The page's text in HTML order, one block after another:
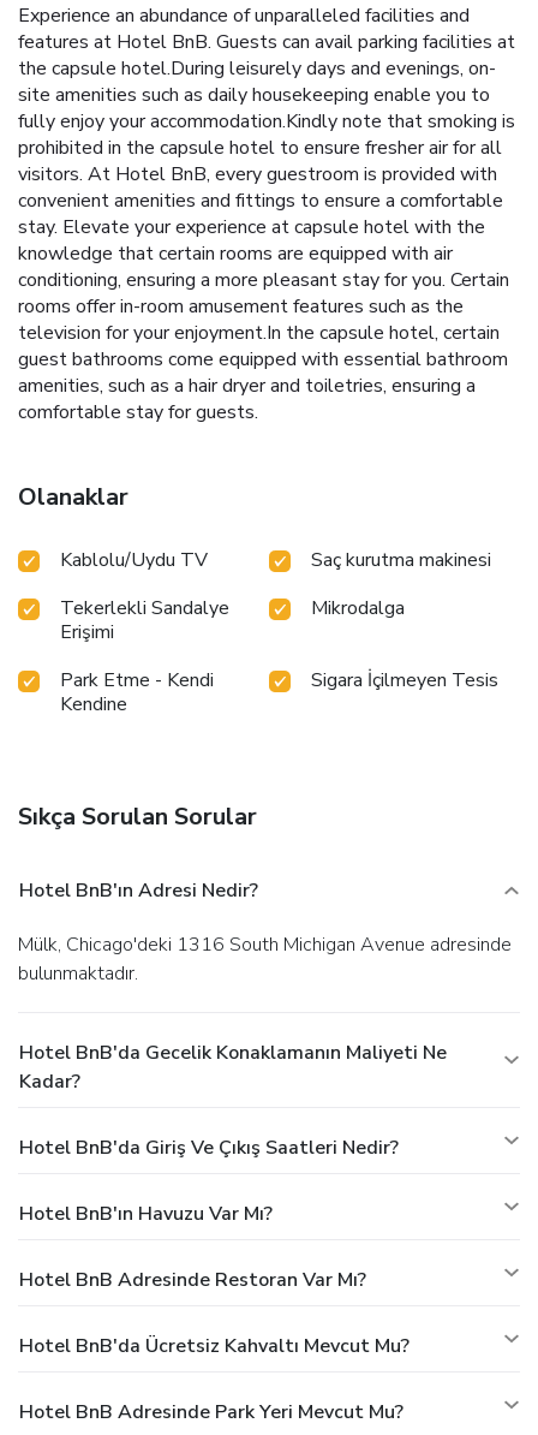
Experience an abundance of unparalleled facilities and
features at Hotel BnB. Guests can avail parking facilities at
the capsule hotel.During leisurely days and evenings, on-
site amenities such as daily housekeeping enable you to
fully enjoy your accommodation.Kindly note that smoking is
prohibited in the capsule hotel to ensure fresher air for all
visitors. At Hotel BnB, every guestroom is provided with
convenient amenities and fittings to ensure a comfortable
stay. Elevate your experience at capsule hotel with the
knowledge that certain rooms are equipped with air
conditioning, ensuring a more pleasant stay for you. Certain
rooms offer in-room amusement features such as the
television for your enjoyment.In the capsule hotel, certain
guest bathrooms come equipped with essential bathroom
amenities, such as a hair dryer and toiletries, ensuring a
comfortable stay for guests.
Olanaklar
Kablolu/Uydu TV
Saç kurutma makinesi
Tekerlekli Sandalye
Erişimi
Mikrodalga
Park Etme - Kendi
Kendine
Sigara İçilmeyen Tesis
Sıkça Sorulan Sorular
Hotel BnB'ın Adresi Nedir?
Mülk, Chicago'deki 1316 South Michigan Avenue adresinde
bulunmaktadır.
Hotel BnB'da Gecelik Konaklamanın Maliyeti Ne
Kadar?
Hotel BnB'da Giriş Ve Çıkış Saatleri Nedir?
Hotel BnB'ın Havuzu Var Mı?
Hotel BnB Adresinde Restoran Var Mı?
Hotel BnB'da Ücretsiz Kahvaltı Mevcut Mu?
Hotel BnB Adresinde Park Yeri Mevcut Mu?